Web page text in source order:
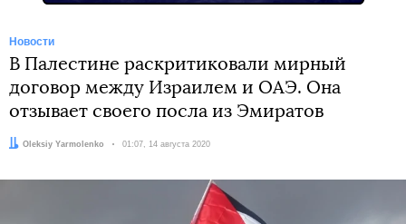
Новости
В Палестине раскритиковали мирный
договор между Израилем и ОАЭ. Она
отзывает своего посла из Эмиратов
Автор:
Oleksiy Yarmolenko Дата:
01:07, 14 августа 2020